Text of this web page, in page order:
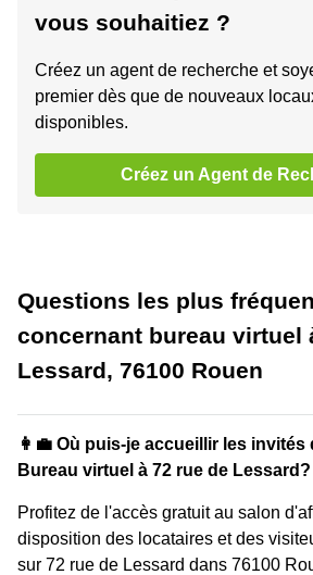
vous souhaitiez ?
Créez un agent de recherche et
premier dès que de nouveaux
disponibles.
Créez un Agent de
Questions les plus
concernant bureau virtuel
Lessard, 76100 Rouen
👩‍💼 Où puis-je accueillir les invités
Bureau virtuel à 72 rue de Lessard?
Profitez de l'accès gratuit au salon
disposition des locataires et des
sur 72 rue de Lessard dans 76100